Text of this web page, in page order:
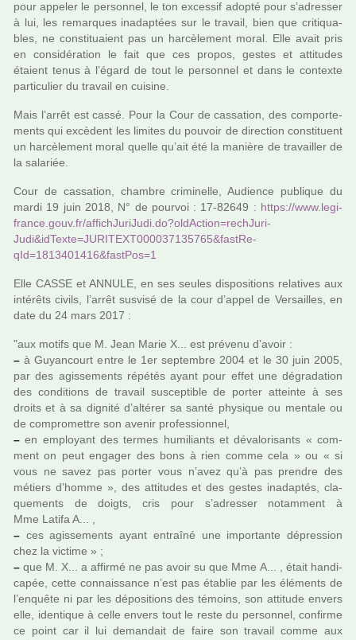
pour appe­ler le per­son­nel, le ton exces­sif adopté pour s’adres­ser
à lui, les remar­ques ina­dap­tées sur le tra­vail, bien que cri­ti­qua­
bles, ne cons­ti­tuaient pas un har­cè­le­ment moral. Elle avait pris
en consi­dé­ra­tion le fait que ces propos, gestes et atti­tu­des
étaient tenus à l’égard de tout le per­son­nel et dans le contexte
par­ti­cu­lier du tra­vail en cui­sine.
Mais l’arrêt est cassé. Pour la Cour de cas­sa­tion, des com­por­te­
ments qui excè­dent les limi­tes du pou­voir de direc­tion cons­ti­tuent
un har­cè­le­ment moral quelle qu’ait été la manière de tra­vailler de
la sala­riée.
Cour de cas­sa­tion, cham­bre cri­mi­nelle, Audience publi­que du
mardi 19 juin 2018, N° de pour­voi : 17-82649 : https://www.legi­
france.gouv.fr/affi­ch­Ju­ri­Judi.do?oldAc­tion=rech­Ju­ri­
Judi&idTexte=JURITEXT000037135765&fas­tRe­
qId=1813401416&fast­Pos=1
Elle CASSE et ANNULE, en ses seules dis­po­si­tions rela­ti­ves aux
inté­rêts civils, l’arrêt sus­visé de la cour d’appel de Versailles, en
date du 24 mars 2017 :
"aux motifs que M. Jean Marie X... est pré­venu d’avoir :
– à Guyancourt entre le 1er sep­tem­bre 2004 et le 30 juin 2005,
par des agis­se­ments répé­tés ayant pour effet une dégra­da­tion
des condi­tions de tra­vail sus­cep­ti­ble de porter atteinte à ses
droits et à sa dignité d’alté­rer sa santé phy­si­que ou men­tale ou
de com­pro­met­tre son avenir pro­fes­sion­nel,
– en employant des termes humi­liants et déva­lo­ri­sants « com­
ment on peut enga­ger des bons à rien comme cela » ou « si
vous ne savez pas porter vous n’avez qu’à pas pren­dre des
métiers d’homme », des atti­tu­des et des gestes ina­dap­tés, cla­
que­ments de doigts, cris pour s’adres­ser notam­ment à
Mme Latifa A... ,
– ces agis­se­ments ayant entraîné une impor­tante dépres­sion
chez la vic­time » ;
– que M. X... a affirmé ne pas avoir su que Mme A... , était han­di­
ca­pée, cette connais­sance n’est pas établie par les éléments de
l’enquête ni par les dépo­si­tions des témoins, son atti­tude envers
elle, iden­ti­que à celle envers tout le reste du per­son­nel, confirme
ce point car il lui deman­dait de faire son tra­vail comme aux